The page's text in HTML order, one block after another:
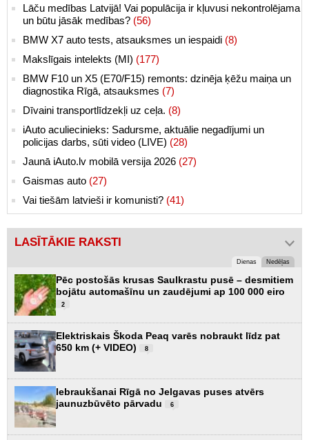
Lāču medības Latvijā! Vai populācija ir kļuvusi nekontrolējama
un būtu jāsāk medības? (56)
BMW X7 auto tests, atsauksmes un iespaidi (8)
Makslīgais intelekts (MI) (177)
BMW F10 un X5 (E70/F15) remonts: dzinēja ķēžu maiņa un
diagnostika Rīgā, atsauksmes (7)
Dīvaini transportlīdzekļi uz ceļa. (8)
iAuto aculiecinieks: Sadursme, aktuālie negadījumi un
policijas darbs, sūti video (LIVE) (28)
Jaunā iAuto.lv mobilā versija 2026 (27)
Gaismas auto (27)
Vai tiešām latvieši ir komunisti? (41)
LASĪTĀKIE RAKSTI
Dienas Nedēļas
Pēc postošās krusas Saulkrastu pusē – desmitiem
bojātu automašīnu un zaudējumi ap 100 000 eiro
2
Elektriskais Škoda Peaq varēs nobraukt līdz pat
650 km (+ VIDEO)
8
Iebraukšanai Rīgā no Jelgavas puses atvērs
jaunuzbūvēto pārvadu
6